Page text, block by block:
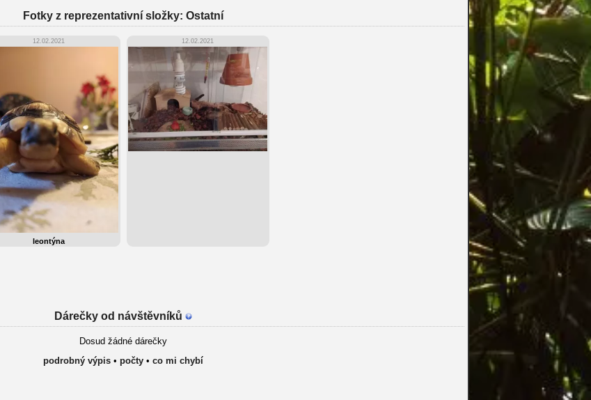
Fotky z reprezentativní složky: Ostatní
12.02.2021
leontýna
12.02.2021
Dárečky od návštěvníků
Dosud žádné dárečky
podrobný výpis • počty • co mi chybí